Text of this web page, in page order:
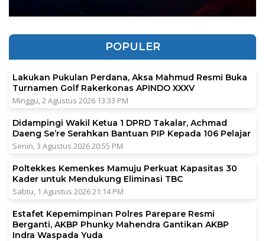
POPULER
Lakukan Pukulan Perdana, Aksa Mahmud Resmi Buka
Turnamen Golf Rakerkonas APINDO XXXV
Minggu, 2 Agustus 2026 13:33 PM
Didampingi Wakil Ketua 1 DPRD Takalar, Achmad
Daeng Se’re Serahkan Bantuan PIP Kepada 106 Pelajar
Senin, 3 Agustus 2026 20:55 PM
Poltekkes Kemenkes Mamuju Perkuat Kapasitas 30
Kader untuk Mendukung Eliminasi TBC
Sabtu, 1 Agustus 2026 21:14 PM
Estafet Kepemimpinan Polres Parepare Resmi
Berganti, AKBP Phunky Mahendra Gantikan AKBP
Indra Waspada Yuda